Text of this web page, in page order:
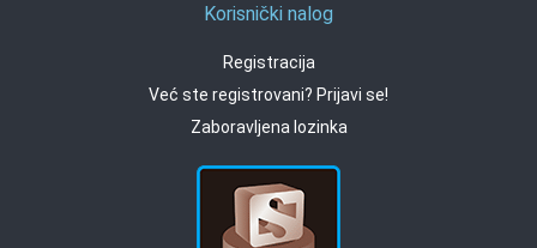
Korisnički nalog
Registracija
Već ste registrovani? Prijavi se!
Zaboravljena lozinka